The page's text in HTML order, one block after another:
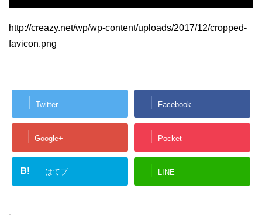
http://creazy.net/wp/wp-content/uploads/2017/12/cropped-
favicon.png
Twitter Facebook
Google+ Pocket
B! はてブ LINE
-